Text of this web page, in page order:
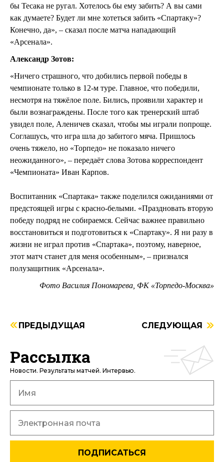
бы Тесака не ругал. Хотелось бы ему забить? А вы сами
как думаете? Будет ли мне хотеться забить «Спартаку»?
Конечно, да», – сказал после матча нападающий
«Арсенала».
Александр Зотов:
«Ничего страшного, что добились первой победы в
чемпионате только в 12-м туре. Главное, что победили,
несмотря на тяжёлое поле. Бились, проявили характер и
были вознаграждены. После того как тренерский штаб
увидел поле, Аленичев сказал, чтобы мы играли попроще.
Соглашусь, что игра шла до забитого мяча. Пришлось
очень тяжело, но «Торпедо» не показало ничего
неожиданного», – передаёт слова Зотова корреспондент
«Чемпионата» Иван Карпов.
Воспитанник «Спартака» также поделился ожиданиями от
предстоящей игры с красно-белыми. «Праздновать вторую
победу подряд не собираемся. Сейчас важнее правильно
восстановиться и подготовиться к «Спартаку». Я ни разу в
жизни не играл против «Спартака», поэтому, наверное,
этот матч станет для меня особенным», – признался
полузащитник «Арсенала».
Фото Василия Пономарева, ФК «Торпедо-Москва»
ПРЕДЫДУЩАЯ СЛЕДУЮЩАЯ
Рассылка
Новости. Результаты матчей. Интервью.
ПОДПИСАТЬСЯ